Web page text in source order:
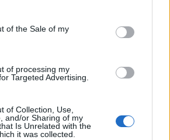
of the Sale of my
of processing my
Targeted Advertising.
of Collection, Use,
and/or Sharing of my
Is Unrelated with the
it was collected.
javascript">
= window._qevents || [];